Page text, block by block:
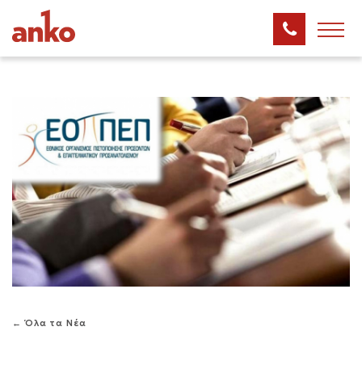
← Όλα τα Νέα